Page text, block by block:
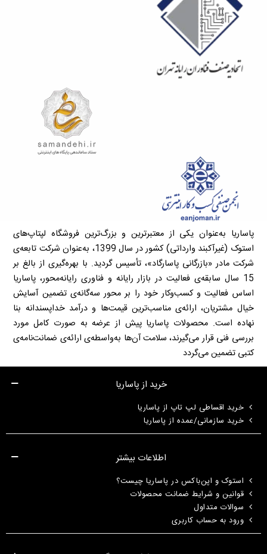
پاساریا به‌عنوان یکی از معتبرترین و بزرگ‌ترین فروشگاه لپتاپ‌های
استوک (غیرآکبند وارداتی) کشور در سال 1399، به‌عنوان شرکت تابعه‌ی
شرکت مادر «بازرگانی پاسارگاد»، تأسیس گردید. با بهره‌گیری از بالغ بر
15 سال سابقه‌ی فعالیت در بازار رایانه و فناوری رایانه‌محور، پاساریا
اساس فعالیت و کسب‌وکار خود را بر محور سه‌گانه‌ی تضمین آسایش
خیال مشتریان، ارائه‌ی مناسب‌ترین قیمت‌ها و درآمد خداپسندانه بنا
نهاده است. محصولات پاساریا پیش از عرضه به صورت کامل مورد
بررسی فنی قرار می‌گیرند، سلامت آن‌ها به‌واسطه‌ی ارائه‌ی ضمانت‌نامه‌ی
کتبی تضمین می‌گردد
خرید از پاساریا
خرید اقساطی لپ تاپ از پاساریا
خرید سازمانی/عمده از پاساریا
اطلاعات بیشتر
استوک و اپن‌باکس در پاساریا چیست؟
قوانین و شرایط ضمانت محصولات
سوالات متداول
ورود به حساب کاربری